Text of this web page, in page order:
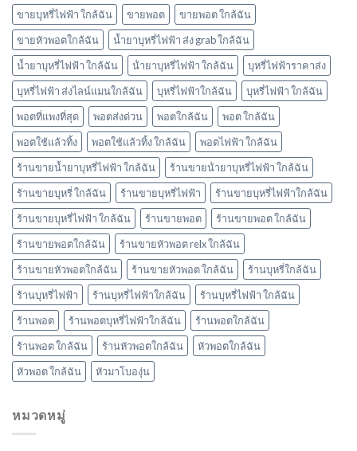
กลิ่น
อะไร
พอต
ใช้
แล้ว
ทิ้ง
marbo
ขายบุหรี่ไฟฟ้า ใกล้ฉัน ขายพอต
ขายพอต ใกล้ฉัน
ขายหัวพอตใกล้ฉัน
น้ำยาบุหรี่ไฟฟ้า ส่ง grab ใกล้ฉัน
น้ำยาบุหรี่ไฟฟ้า ใกล้ฉัน
น้ํายาบุหรี่ไฟฟ้า ใกล้ฉัน
บุหรี่ไฟฟ้าราคาส่ง
บุหรี่ไฟฟ้า ส่งไลน์แมนใกล้ฉัน
บุหรี่ไฟฟ้าใกล้ฉัน
บุหรี่ไฟฟ้า ใกล้ฉัน
พอตที่แพงที่สุด
พอตส่งด่วน พอตใกล้ฉัน
พอต ใกล้ฉัน
พอตใช้แล้วทิ้ง
พอตใช้แล้วทิ้ง ใกล้ฉัน
พอตไฟฟ้า ใกล้ฉัน
ร้านขายน้ำยาบุหรี่ไฟฟ้า ใกล้ฉัน
ร้านขายน้ํายาบุหรี่ไฟฟ้า ใกล้ฉัน
ร้านขายบุหรี่ ใกล้ฉัน
ร้านขายบุหรี่ไฟฟ้า
ร้านขายบุหรี่ไฟฟ้าใกล้ฉัน
ร้านขายบุหรี่ไฟฟ้า ใกล้ฉัน
ร้านขายพอต
ร้านขายพอต ใกล้ฉัน
ร้านขายพอตใกล้ฉัน
ร้านขายหัวพอต relx ใกล้ฉัน
ร้านขายหัวพอตใกล้ฉัน
ร้านขายหัวพอต ใกล้ฉัน
ร้านบุหรี่ใกล้ฉัน
ร้านบุหรี่ไฟฟ้า
ร้านบุหรี่ไฟฟ้าใกล้ฉัน
ร้านบุหรี่ไฟฟ้า ใกล้ฉัน
ร้านพอต
ร้านพอตบุหรี่ไฟฟ้าใกล้ฉัน
ร้านพอตใกล้ฉัน
ร้านพอต ใกล้ฉัน
ร้านหัวพอตใกล้ฉัน
หัวพอตใกล้ฉัน
หัวพอต ใกล้ฉัน
หัวมาโบองุ่น
หมวดหมู่